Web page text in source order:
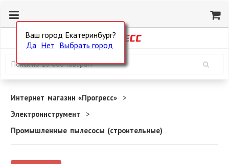
Ваш город Екатеринбург?
Да Нет Выбрать город
Интернет магазин «Прогресс»
Электроинструмент
Промышленные пылесосы (строительные)